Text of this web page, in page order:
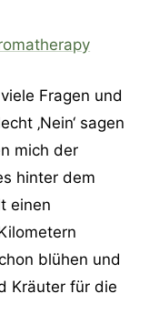
Fragen und
‚Nein‘ sagen
mich der
hinter dem
einen
blühen und
Kräuter für die